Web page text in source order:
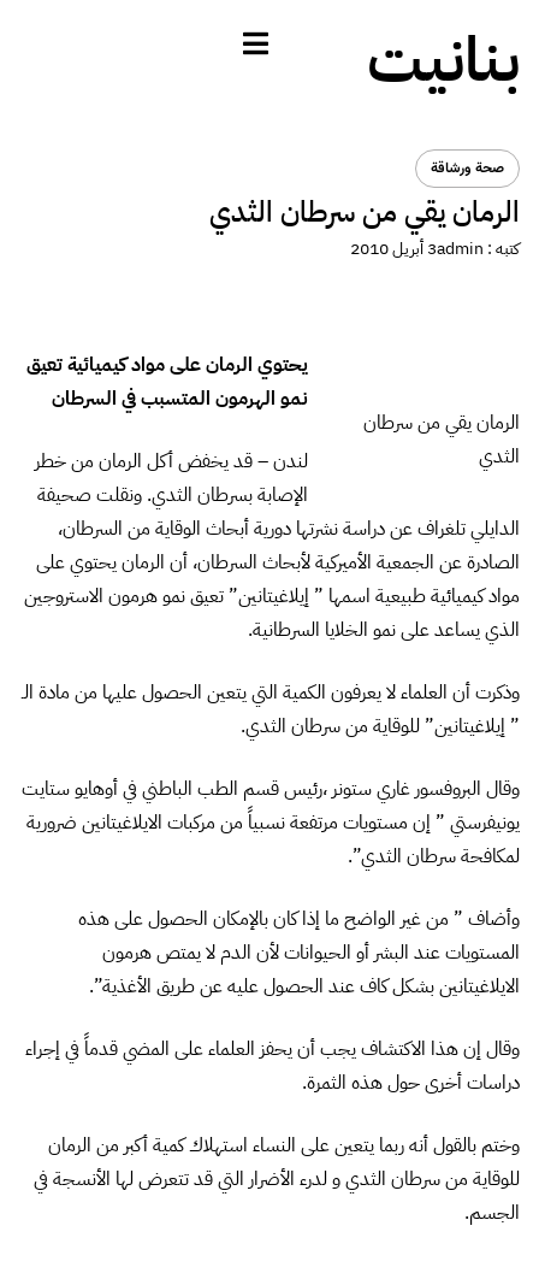
بنانيت
صحة ورشاقة
الرمان يقي من سرطان الثدي
كتبه : admin3 أبريل 2010
الرمان يقي من سرطان
الثدي
يحتوي الرمان على مواد كيميائية تعيق
نمو الهرمون المتسبب في السرطان
لندن – قد يخفض أكل الرمان من خطر
الإصابة بسرطان الثدي. ونقلت صحيفة
الدايلي تلغراف عن دراسة نشرتها دورية أبحاث الوقاية من السرطان،
الصادرة عن الجمعية الأميركية لأبحاث السرطان، أن الرمان يحتوي على
مواد كيميائية طبيعية اسمها ” إيلاغيتانين” تعيق نمو هرمون الاستروجين
الذي يساعد على نمو الخلايا السرطانية.
وذكرت أن العلماء لا يعرفون الكمية التي يتعين الحصول عليها من مادة الـ
” إيلاغيتانين” للوقاية من سرطان الثدي.
وقال البروفسور غاري ستونر ،رئيس قسم الطب الباطني في أوهايو ستايت
يونيفرستي ” إن مستويات مرتفعة نسبياً من مركبات الايلاغيتانين ضرورية
لمكافحة سرطان الثدي”.
وأضاف ” من غير الواضح ما إذا كان بالإمكان الحصول على هذه
المستويات عند البشر أو الحيوانات لأن الدم لا يمتص هرمون
الايلاغيتانين بشكل كاف عند الحصول عليه عن طريق الأغذية”.
وقال إن هذا الاكتشاف يجب أن يحفز العلماء على المضي قدماً في إجراء
دراسات أخرى حول هذه الثمرة.
وختم بالقول أنه ربما يتعين على النساء استهلاك كمية أكبر من الرمان
للوقاية من سرطان الثدي و لدرء الأضرار التي قد تتعرض لها الأنسجة في
الجسم.